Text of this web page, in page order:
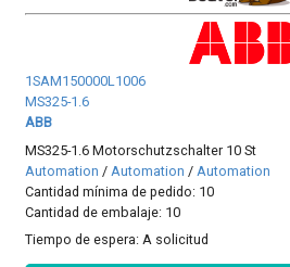
1SAM150000L1006
MS325-1.6
ABB
MS325-1.6 Motorschutzschalter 10 St
Automation / Automation / Automation
Cantidad mínima de pedido: 10
Cantidad de embalaje: 10
Tiempo de espera:A solicitud